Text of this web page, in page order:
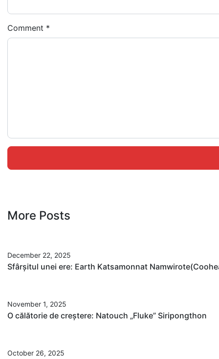
Comment *
More Posts
December 22, 2025
Sfârșitul unei ere: Earth Katsamonnat
November 1, 2025
O călătorie de creștere: Natouch „Fluke” Siripongthon
October 26, 2025